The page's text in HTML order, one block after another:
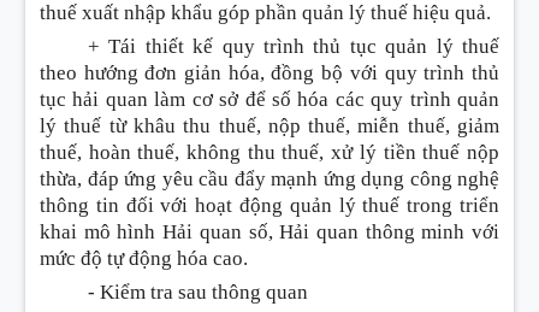
thuế xuất nhập khẩu góp phần quản lý thuế hiệu quả.
+ Tái thiết kế quy trình thủ tục quản lý thuế
theo hướng đơn giản hóa, đồng bộ với quy trình thủ
tục hải quan làm cơ sở để số hóa các quy trình quản
lý thuế từ khâu thu thuế, nộp thuế, miễn thuế, giảm
thuế, hoàn thuế, không thu thuế, xử lý tiền thuế nộp
thừa, đáp ứng yêu cầu đẩy mạnh ứng dụng công nghệ
thông tin đối với hoạt động quản lý thuế trong triển
khai mô hình Hải quan số, Hải quan thông minh với
mức độ tự động hóa cao.
- Kiểm tra sau thông quan